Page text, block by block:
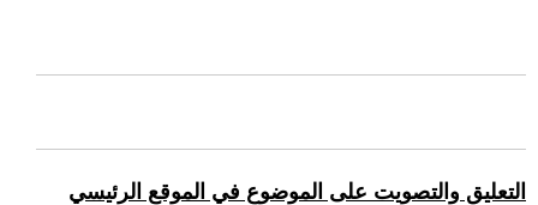
التعليق والتصويت على الموضوع في الموقع الرئيسي